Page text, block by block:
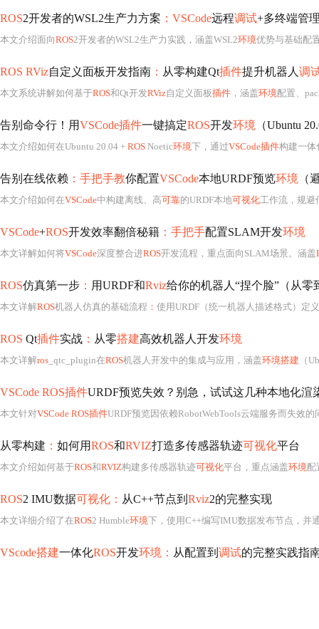
ROS2开发者的WSL2生产力方案 ：VSCode远程调试+多终端管
本文介绍面向ROS2开发者的WSL2生产力实践，涵盖WSL2环境优势与基础配
ROS RViz自定义面板开发指南 ： 从零构建Qt插件提升机器人 调
本文系统讲解如何基于ROS和Qt开发RViz自定义面板插件 ，涵盖环境配置、
告别命令行！用VSCode插件一键搞定ROS开发环境 （Ubuntu
本文介绍如何在Ubuntu 20.04 + ROS Noetic环境下，通过VSCode插件构建一体
告别在线依赖 ：手把手教你配置VSCode本地URDF预览环境 （
本文介绍如何在VSCode中构建离线、高可靠的URDF本地可视化工作流，规避
VSCode+ROS开发效率翻倍秘籍 ：手把手配置SLAM开发环境
本文详解如何将VSCode深度整合进ROS开发流程，重点面向SLAM场景。涵盖
ROS仿真第一步 ： 用URDF和Rviz给你的机器人“捏个脸”（从零
本文详解ROS机器人仿真的基础流程 ： 使用URDF（统一机器人描述格式）定义机器人结构，包括基
ROS Qt插件实战 ： 从零搭建高效机器人开发环境
本文详解ros _qtc_plugin在ROS机器人开发中的集成与应用，涵盖环境搭建 （
VSCode ROS插件URDF预览失效？别急，试试这几种本地化渲
本文针对VSCode ROS插件URDF预览因依赖RobotWebTools云端服务而失效的问题，分析其网络依
从零构建 ： 如何用ROS和RVIZ打造多传感器轨迹可视化平台
本文介绍如何基于ROS和RVIZ构建多传感器轨迹可视化平台，重点涵盖环境配
ROS2 IMU数据可视化： 从C++节点到 Rviz2的完整实现
本文详细介绍了在ROS2 Humble环境下，使用C++编写IMU数据发布节点，并
VScode搭建一体化ROS开发环境： 从配置到 调试的完整实践指